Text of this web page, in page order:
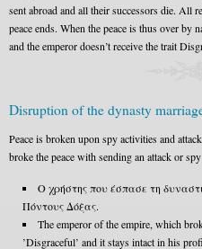
sent abroad and all their successors die. All
peace ends. When the peace is thus over by
and the emperor doesn’t receive the trait
Disruption of the dynasty
Peace is broken upon spy activities and
broke the peace with sending an attack or
Ο χρήστης που έσπασε τη
Πόντους Δόξας.
The emperor of the empire, which
’Disgraceful’ and it stays intact in his